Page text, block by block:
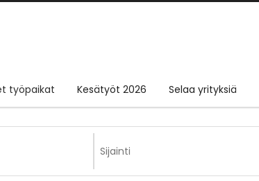
työpaikat Kesätyöt 2026 Selaa yrityksiä